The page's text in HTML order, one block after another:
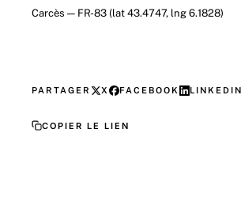
Carcès — FR-83 (lat 43.4747, lng 6.1828)
PARTAGER X FACEBOOK LINKEDIN
COPIER LE LIEN